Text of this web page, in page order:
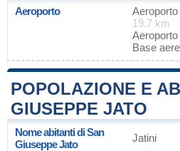
Aeroporto
19.7 km
Base
POPOLAZIONE E
GIUSEPPE JATO
Nome abitanti di San
Giuseppe Jato
Jatini